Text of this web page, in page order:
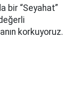
bir “Seyahat”
korkuyoruz.